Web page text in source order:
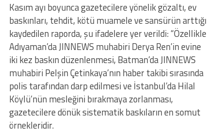
Kasım ayı boyunca gazetecilere yönelik gözaltı, ev
baskınları, tehdit, kötü muamele ve sansürün arttığı
kaydedilen raporda, şu ifadelere yer verildi: “Özellikle
Adıyaman’da JINNEWS muhabiri Derya Ren’in evine
iki kez baskın düzenlenmesi, Batman’da JINNEWS
muhabiri Pelşin Çetinkaya’nın haber takibi sırasında
polis tarafından darp edilmesi ve İstanbul’da Hilal
Köylü’nün mesleğini bırakmaya zorlanması,
gazetecilere dönük sistematik baskıların en somut
örnekleridir.